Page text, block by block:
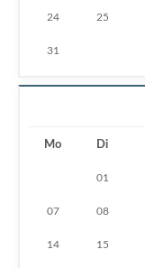
24 25
31
Mo Di
01
07 08
14 15